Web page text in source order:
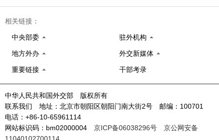
相关链接：
中央部委 驻外机构
地方外办 外交新媒体
重要链接 干部考录
中华人民共和国外交部 版权所有
联系我们 地址：北京市朝阳区朝阳门南大街2号 邮编：100701
电话：+86-10-65961114
网站标识码：bm02000004 京ICP备06038296号
京公网安备